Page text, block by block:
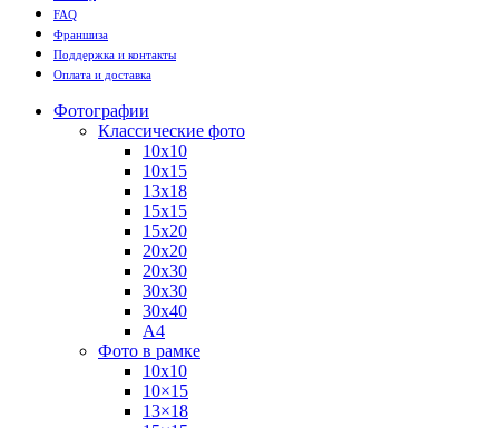
FAQ
Франшиза
Поддержка и контакты
Оплата и доставка
Фотографии
Классические фото
10х10
10х15
13х18
15х15
15х20
20х20
20х30
30х30
30х40
А4
Фото в рамке
10х10
10×15
13×18